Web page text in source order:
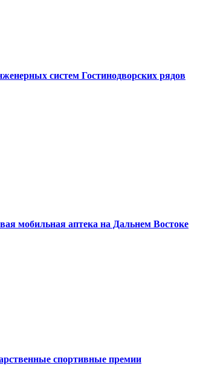
систем Гостинодворских рядов
мобильная аптека на Дальнем Востоке
спортивные премии